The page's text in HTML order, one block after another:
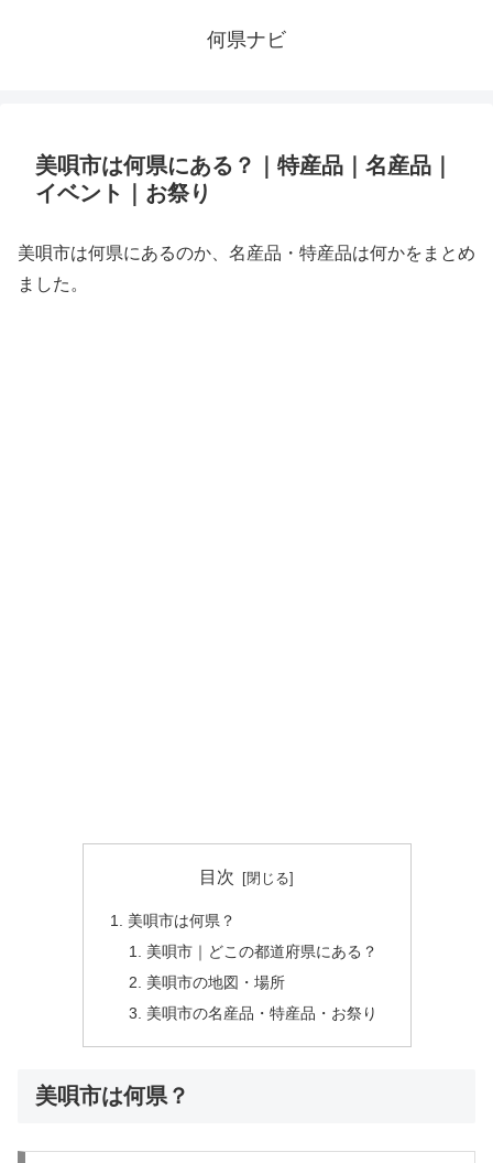
何県ナビ
美唄市は何県にある？｜特産品｜名産品｜
イベント｜お祭り
美唄市は何県にあるのか、名産品・特産品は何かをまとめ
ました。
目次
美唄市は何県？
美唄市｜どこの都道府県にある？
美唄市の地図・場所
美唄市の名産品・特産品・お祭り
美唄市は何県？